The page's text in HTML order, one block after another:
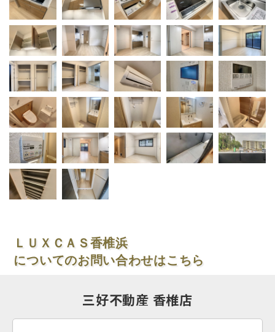
ＬＵＸＣＡＳ香椎浜
についてのお問い合わせはこちら
三好不動産 香椎店